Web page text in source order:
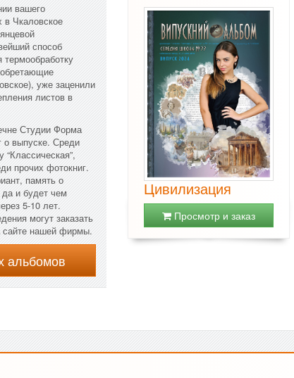
вашего
в Чкаловское
способ
термообработку
уже заценили
листов в
Студии Форма
о выпуске. Среди
“Классическая”,
прочих фотокниг.
память о
да и будет чем
5-10 лет.
могут заказать
сайте нашей фирмы.
альбомов
Цивилизация
Просмотр и заказ